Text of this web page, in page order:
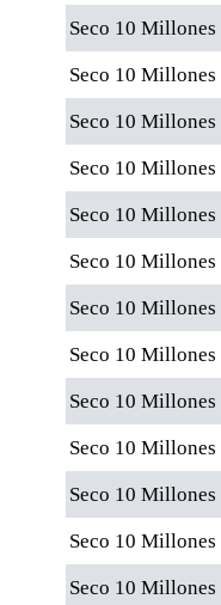
Seco 10 Millones
Seco 10 Millones
Seco 10 Millones
Seco 10 Millones
Seco 10 Millones
Seco 10 Millones
Seco 10 Millones
Seco 10 Millones
Seco 10 Millones
Seco 10 Millones
Seco 10 Millones
Seco 10 Millones
Seco 10 Millones